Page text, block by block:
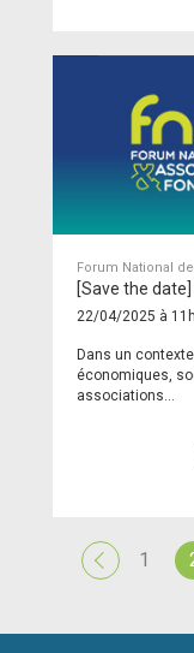
Forum National
[Save the date]
22/04/2025 à
Dans un
économiques,
associations...
1